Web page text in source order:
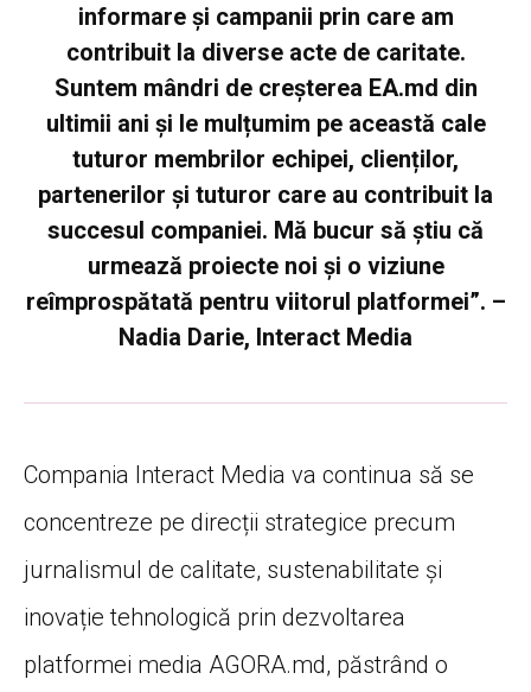
informare și campanii prin care am
contribuit la diverse acte de caritate.
Suntem mândri de creșterea EA.md din
ultimii ani și le mulțumim pe această cale
tuturor membrilor echipei, clienților,
partenerilor și tuturor care au contribuit la
succesul companiei. Mă bucur să știu că
urmează proiecte noi și o viziune
reîmprospătată pentru viitorul platformei”. –
Nadia Darie, Interact Media
Compania Interact Media va continua să se
concentreze pe direcții strategice precum
jurnalismul de calitate, sustenabilitate și
inovație tehnologică prin dezvoltarea
platformei media AGORA.md, păstrând o